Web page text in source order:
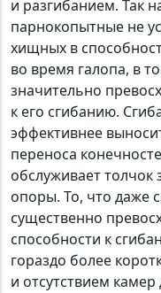
и разгибанием. Так
парнокопытные не
хищных в
во время галопа, в
значительно
к его сгибанию.
эффективнее
переноса
обслуживает толчок
опоры. То, что даже
существенно
способности к
гораздо более
и отсутствием